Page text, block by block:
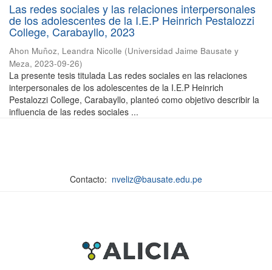
Las redes sociales y las relaciones interpersonales
de los adolescentes de la I.E.P Heinrich Pestalozzi
College, Carabayllo, 2023
Ahon Muñoz, Leandra Nicolle (Universidad Jaime Bausate y
Meza, 2023-09-26)
La presente tesis titulada Las redes sociales en las relaciones
interpersonales de los adolescentes de la I.E.P Heinrich
Pestalozzi College, Carabayllo, planteó como objetivo describir la
influencia de las redes sociales ...
Contacto: nveliz@bausate.edu.pe